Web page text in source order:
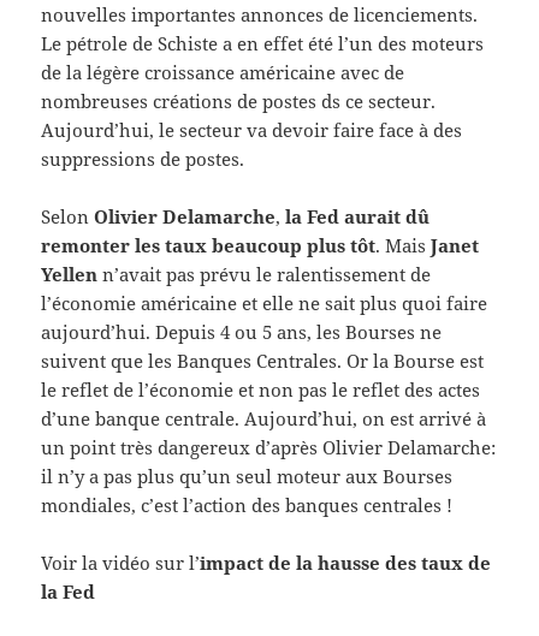
nouvelles importantes annonces de licenciements.
Le pétrole de Schiste a en effet été l’un des moteurs
de la légère croissance américaine avec de
nombreuses créations de postes ds ce secteur.
Aujourd’hui, le secteur va devoir faire face à des
suppressions de postes.
SelonOlivier Delamarche,la Fed aurait dû
remonter les taux beaucoup plus tôt. MaisJanet
Yellen n’avait pas prévu le ralentissement de
l’économie américaine et elle ne sait plus quoi faire
aujourd’hui. Depuis 4 ou 5 ans, les Bourses ne
suivent que les Banques Centrales. Or la Bourse est
le reflet de l’économie et non pas le reflet des actes
d’une banque centrale. Aujourd’hui, on est arrivé à
un point très dangereux d’après Olivier Delamarche:
il n’y a pas plus qu’un seul moteur aux Bourses
mondiales, c’est l’action des banques centrales !
Voir la vidéo sur l’impact de la hausse des taux de
la Fed